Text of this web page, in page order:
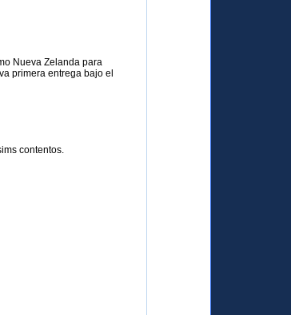
Nueva Zelanda para
primera entrega bajo el
contentos.